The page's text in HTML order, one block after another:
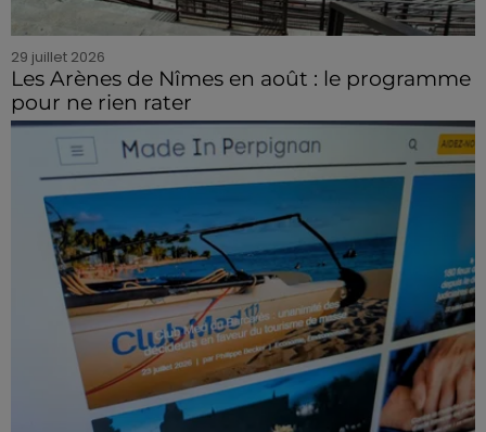
29 juillet 2026
Les Arènes de Nîmes en août : le programme
pour ne rien rater